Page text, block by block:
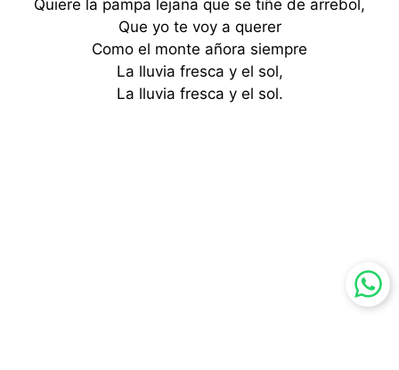
Quiere la pampa lejana que se tiñe de arrebol,
Que yo te voy a querer
Como el monte añora siempre
La lluvia fresca y el sol,
La lluvia fresca y el sol.